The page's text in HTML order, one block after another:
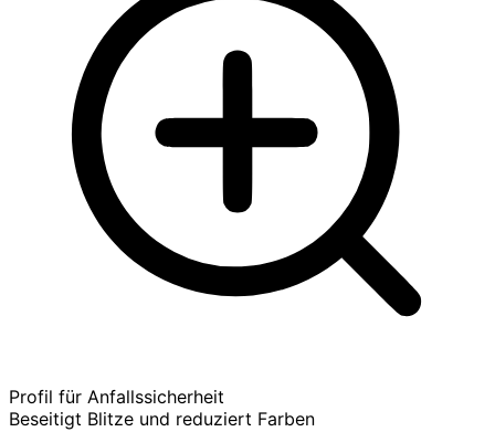
Profil für Anfallssicherheit
Beseitigt Blitze und reduziert Farben